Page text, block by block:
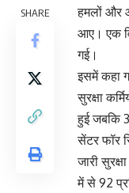
SHARE
हमलों और
आए। एक
गई।
इसमें कहा
सुरक्षा
हुई जबकि
सेंटर फॉर
जारी
में से 92